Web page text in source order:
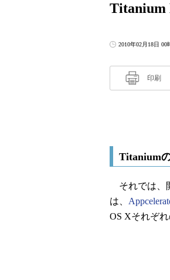
Titanium
2010年02月18日 00
印刷
Titanium
それでは、
は、
OS Xそれぞ